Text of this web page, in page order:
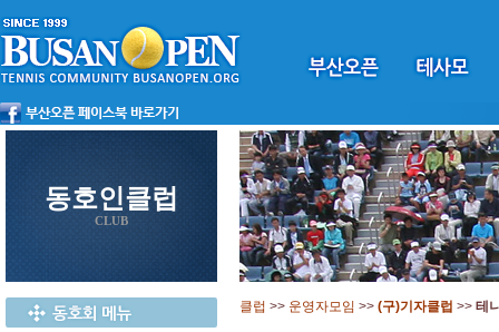
동호인클럽
CLUB
클럽 >> 운영자모임 >> (구)기자클럽 >> 테